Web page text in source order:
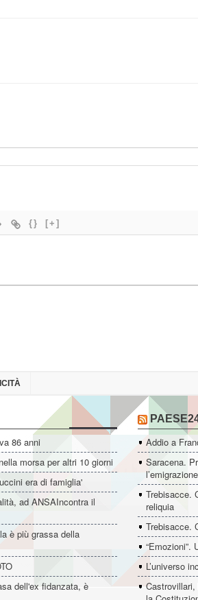
{} [+]
86 anni
morsa per altri 10 giorni
era di famiglia'
ad ANSAIncontra il
è più grassa della
dell'ex fidanzata, è
Addio a
Saracena.
l’emigrazione
Trebisacce.
reliquia
Trebisacce.
“Emozioni”.
L’universo